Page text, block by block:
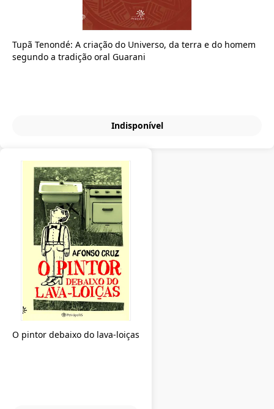
Tupã Tenondé: A criação do Universo, da terra e do homem
segundo a tradição oral Guarani
Indisponível
O pintor debaixo do lava-loiças